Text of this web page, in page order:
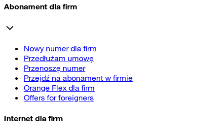
Abonament dla firm
Nowy numer dla firm
Przedłużam umowę
Przenoszę numer
Przejdź na abonament w firmie
Orange Flex dla firm
Offers for foreigners
Internet dla firm